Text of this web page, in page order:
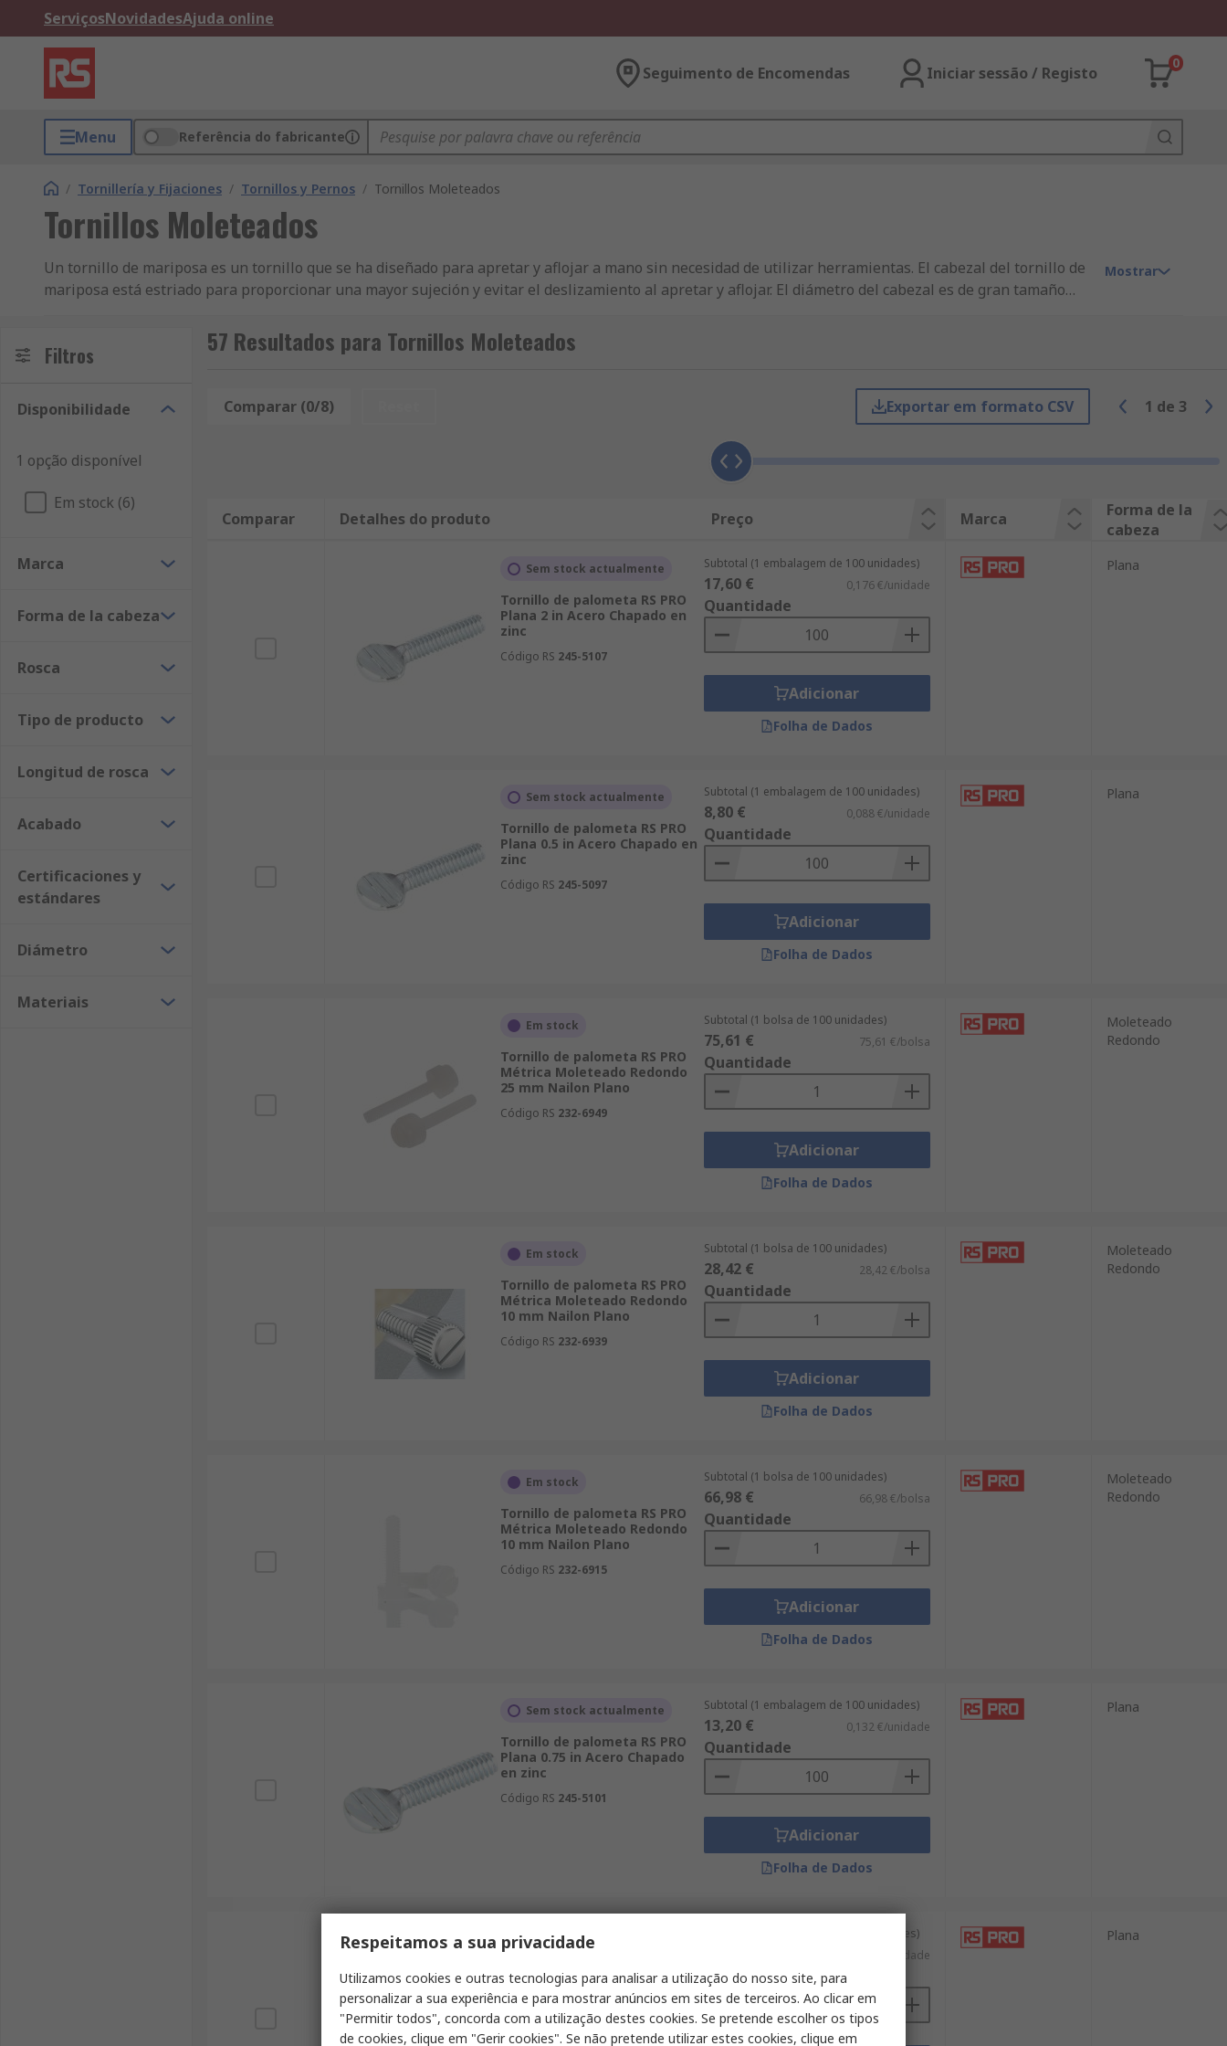
ServiçosNovidadesAjuda online
Seguimento de Encomendas Iniciar sessão / Registo
0
Menu Referência do fabricante
/ Tornillería y Fijaciones / Tornillos y Pernos / Tornillos Moleteados
Tornillos Moleteados
Un tornillo de mariposa es un tornillo que se ha diseñado para apretar y aflojar a mano sin necesidad de utilizar herramientas. El cabezal del tornillo de
mariposa está estriado para proporcionar una mayor sujeción y evitar el deslizamiento al apretar y aflojar. El diámetro del cabezal es de gran tamaño
fabricar a partir de una gran variedad de materiales, como acero, latón, nylon y resina. También hay diversos tamaños y longitudes de roscas
disponibles.AplicacionesLos tornillos de mariposa son perfectos para utilizarlos en aplicaciones de maquinaria y de ordenador donde el espacio es
Mostrar
Filtros
Disponibilidade
1 opção disponível
Em stock (6)
Marca
Forma de la cabeza
Rosca
Tipo de producto
Longitud de rosca
Acabado
Certificaciones y
estándares
Diámetro
Materiais
57 Resultados para Tornillos Moleteados
Comparar (0/8) Exportar em formato CSV 1 de 3
Comparar Detalhes do produto Preço Marca
Forma de la
cabeza
Sem stock actualmente
Tornillo de palometa RS PRO
Plana 2 in Acero Chapado en
zinc
Código RS 245-5107
Subtotal (1 embalagem de 100 unidades)
17,60 € 0,176 €/unidade
Quantidade
Adicionar
Folha de Dados
Plana
Sem stock actualmente
Tornillo de palometa RS PRO
Plana 0.5 in Acero Chapado en
zinc
Código RS 245-5097
Subtotal (1 embalagem de 100 unidades)
8,80 € 0,088 €/unidade
Quantidade
Adicionar
Folha de Dados
Plana
Em stock
Tornillo de palometa RS PRO
Métrica Moleteado Redondo
25 mm Nailon Plano
Código RS 232-6949
Subtotal (1 bolsa de 100 unidades)
75,61 € 75,61 €/bolsa
Quantidade
Adicionar
Folha de Dados
Moleteado
Redondo
Em stock
Tornillo de palometa RS PRO
Métrica Moleteado Redondo
10 mm Nailon Plano
Código RS 232-6939
Subtotal (1 bolsa de 100 unidades)
28,42 € 28,42 €/bolsa
Quantidade
Adicionar
Folha de Dados
Moleteado
Redondo
Em stock
Tornillo de palometa RS PRO
Métrica Moleteado Redondo
10 mm Nailon Plano
Código RS 232-6915
Subtotal (1 bolsa de 100 unidades)
66,98 € 66,98 €/bolsa
Quantidade
Adicionar
Folha de Dados
Moleteado
Redondo
Sem stock actualmente
Tornillo de palometa RS PRO
Plana 0.75 in Acero Chapado
en zinc
Código RS 245-5101
Subtotal (1 embalagem de 100 unidades)
13,20 € 0,132 €/unidade
Quantidade
Adicionar
Folha de Dados
Plana
Sem stock actualmente
Tornillo de palometa RS PRO
Plana Acero Chapado en zinc
Código RS245-5040
Subtotal (1 embalagem de 100 unidades)
0,652 €/unidade
Quantidade
Plana
Respeitamos a sua privacidade
Utilizamos cookies e outras tecnologias para analisar a utilização do nosso site, para
personalizar a sua experiência e para mostrar anúncios em sites de terceiros. Ao clicar em
"Permitir todos", concorda com a utilização destes cookies. Se pretende escolher os tipos
de cookies, clique em "Gerir cookies". Se não pretende utilizar estes cookies, clique em